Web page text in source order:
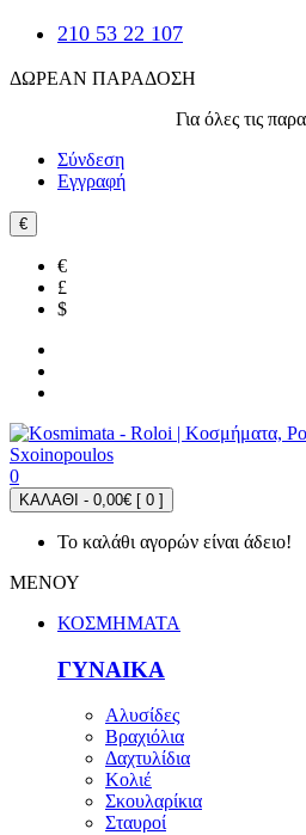
210 53 22 107
ΔΩΡΕΑΝ ΠΑΡΑΔΟΣΗ
Για όλες τις
Σύνδεση
Εγγραφή
€
€
£
$
0
ΚΑΛΑΘΙ - 0,00€ [ 0 ]
Το καλάθι αγορών είναι άδειο!
ΜΕΝΟΥ
ΚΟΣΜΗΜΑΤΑ
ΓΥΝΑΙΚΑ
Αλυσίδες
Βραχιόλια
Δαχτυλίδια
Κολιέ
Σκουλαρίκια
Σταυροί